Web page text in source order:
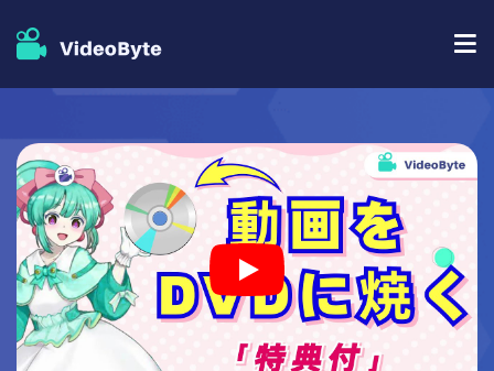
BD-DVD リッピング
DVD コピー
DVD リッピング
人気記事
サポート